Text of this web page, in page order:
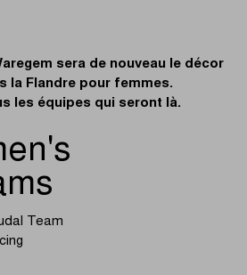
sera de nouveau le décor
la Flandre pour femmes.
les équipes qui seront là.
Team